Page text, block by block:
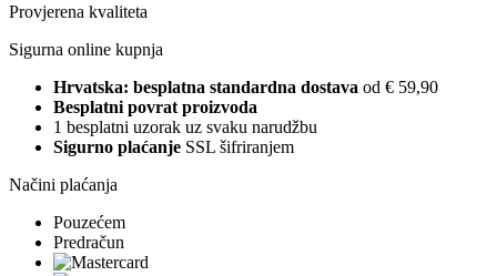
Provjerena kvaliteta
Sigurna online kupnja
Hrvatska: besplatna standardna dostava od € 59,90
Besplatni povrat proizvoda
1 besplatni uzorak uz svaku narudžbu
Sigurno plaćanje SSL šifriranjem
Načini plaćanja
Pouzećem
Predračun